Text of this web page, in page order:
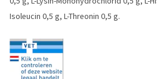
Isoleucin 0,5 g, L-Threonin 0,5 g.